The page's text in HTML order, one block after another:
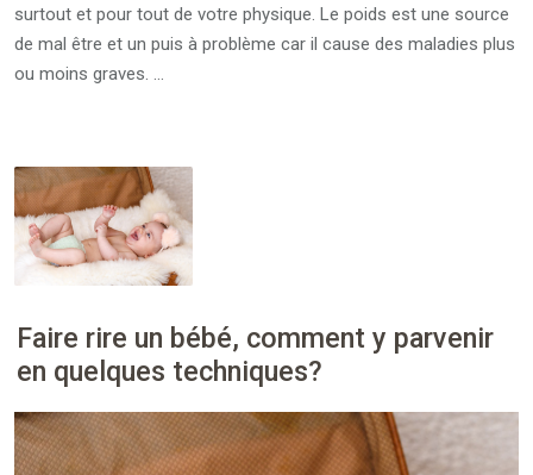
surtout et pour tout de votre physique. Le poids est une source
de mal être et un puis à problème car il cause des maladies plus
ou moins graves. …
Faire rire un bébé, comment y parvenir
en quelques techniques?